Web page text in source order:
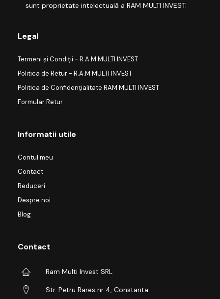
sunt proprietate intelectuală a RAM MULTI INVEST.
Legal
Termeni și Condiții - R.A.M MULTI INVEST
Politica de Retur - R.A.M MULTI INVEST
Politica de Confidențialitate RAM MULTI INVEST
Formular Retur
Informatii utile
Contul meu
Contact
Reduceri
Despre noi
Blog
Contact
Ram Multi Invest SRL
Str. Petru Rares nr 4, Constanta